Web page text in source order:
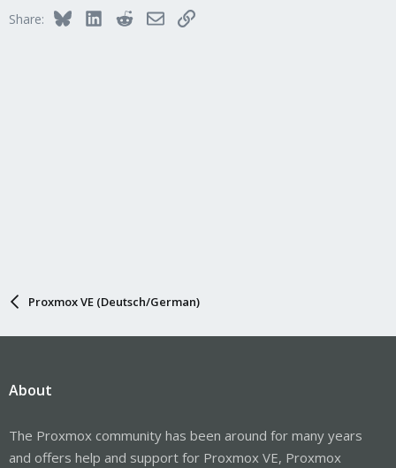
Share: BlueskyLinkedInRedditEmailLink
Proxmox VE (Deutsch/German)
About
The Proxmox community has been around for many years
and offers help and support for Proxmox VE, Proxmox